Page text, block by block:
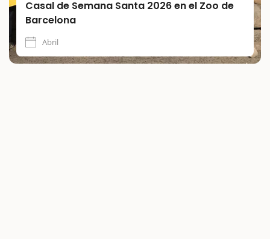
Casal de Semana Santa 2026 en el Zoo de
Barcelona
Abril